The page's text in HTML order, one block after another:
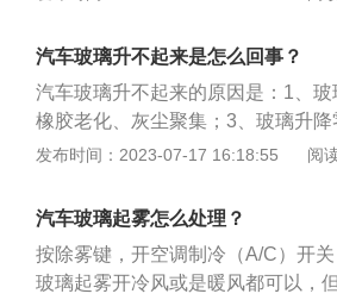
冷风，利用空调除湿功能，稍许即
利用空调效果不明显时，可稍微打
当然也可以和空调相配合使用，效
玻璃内外表面的温差，可及时防止
是手动空调，空调打开，有利于除
时间除霜风挡玻璃外侧容易起雾。
璃窗上，再擦拭干净，即可除去玻
检修。导致车门玻璃升不起来的原
触不良。2、电机过热保护。3、玻
汽车玻璃升不起来是怎么回事？
汽车玻璃升不起来的原因是：1、
橡胶老化、灰尘聚集；3、玻璃升
是：1、把抹布用水打湿后固定到
总成。汽车玻璃的作用是：满足车
璃安装位置不同可分为前风窗、后
发布时间：2023-07-17 16:18:55 阅
汽车玻璃起雾怎么处理？
按除雾键，开空调制冷（A/C）开
玻璃起雾开冷风或是暖风都可以，